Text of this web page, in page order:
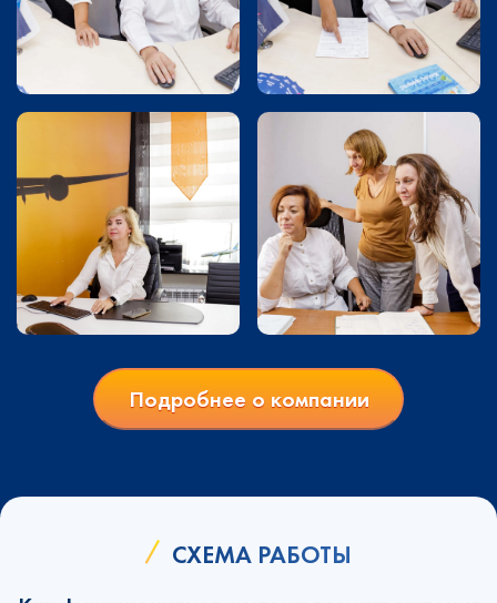
Подробнее о компании
СХЕМА РАБОТЫ